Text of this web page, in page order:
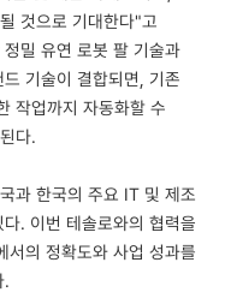
것으로 기대한다"고
밀 유연 로봇 팔 기술과
기술이 결합되면, 기존
작업까지 자동화할 수
다.
과 한국의 주요 IT 및 제조
. 이번 테솔로와의 협력을
서의 정확도와 사업 성과를
.